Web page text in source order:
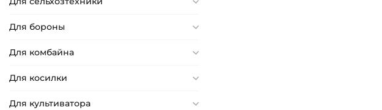
Для бороны
Для комбайна
Для косилки
Для культиватора